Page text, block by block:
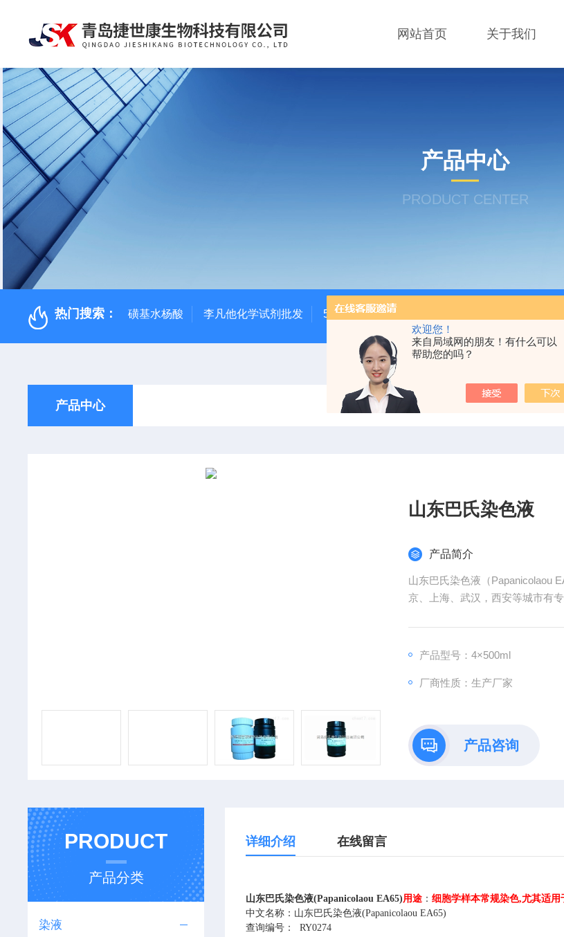
欢迎您！
来自局域网的朋友！有什么可以
帮助您的吗？
网站首页 关于我们
产品中心
PRODUCT CENTER
热门搜索： 磺基水杨酸 李凡他化学试剂批发 500次MTS细胞增殖与细胞毒性检测试剂盒
产品中心
山东巴氏染色液
产品简介
山东巴氏染色液（Papanicolaou
京、上海、武汉，西安等城市有
产品型号：4×500ml
厂商性质：生产厂家
产品咨询
详细介绍 在线留言
山东巴氏染色液(Papanicolaou EA65)用途 ：细胞学样本常规染色,尤其适用
中文名称： 山东巴氏染色液(Papanicolaou EA65)
查询编号：
RY0274
PRODUCT
产品分类
染液